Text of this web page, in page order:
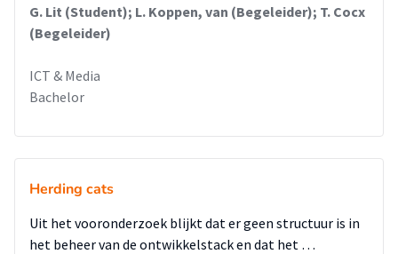
G. Lit (Student); L. Koppen, van (Begeleider); T. Cocx
(Begeleider)
ICT & Media
Bachelor
Herding cats
Uit het vooronderzoek blijkt dat er geen structuur is in
het beheer van de ontwikkelstack en dat het …